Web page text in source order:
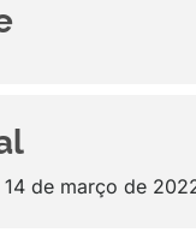
de março de